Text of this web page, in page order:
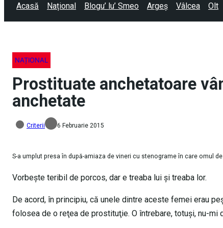
Acasă Național Blogu’ lu’ Smeo Argeș Vâlcea Olt
NAȚIONAL
Prostituate anchetatoare
anchetate
Criterii 6 Februarie 2015
S-a umplut presa în după-amiaza de vineri cu stenograme în care omul
Vorbeşte teribil de porcos, dar e treaba lui şi treaba lor.
De acord, în principiu, că unele dintre aceste femei erau
folosea de o reţea de prostituţie. O întrebare, totuşi, nu-mi